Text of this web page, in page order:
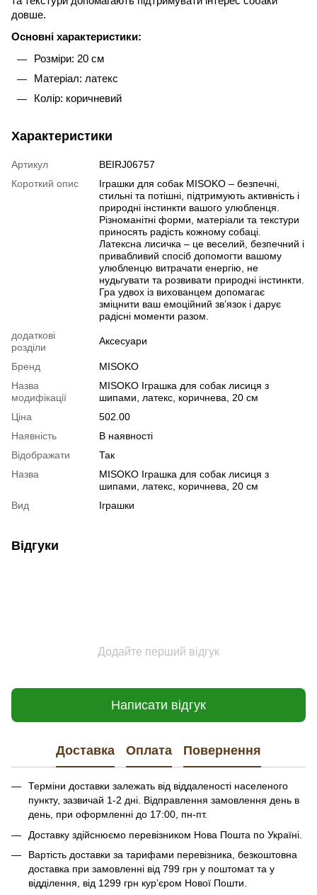
довше.
Основні характеристики:
Розміри: 20 см
Матеріал: латекс
Колір: коричневий
Характеристики
Артикул
BEIRJ06757
Короткий опис
Іграшки для собак MISOKO – безпечні,
стильні та потішні, підтримують активність і
природні інстинкти вашого улюбленця.
Різноманітні форми, матеріали та текстури
приносять радість кожному собаці.
Латексна лисичка – це веселий, безпечний і
привабливий спосіб допомогти вашому
улюбленцю витрачати енергію, не
нудьгувати та розвивати природні інстинкти.
Гра удвох із вихованцем допомагає
зміцнити ваш емоційний зв’язок і дарує
радісні моменти разом.
додаткові
розділи
Аксесуари
Бренд
MISOKO
Назва
модифікації
MISOKO Іграшка для собак лисиця з
шипами, латекс, коричнева, 20 см
Ціна
502.00
Наявність
В наявності
Відображати
Так
Назва
MISOKO Іграшка для собак лисиця з
шипами, латекс, коричнева, 20 см
Вид
Іграшки
Відгуки
Додайте перший відгук
Написати відгук
Доставка Оплата Повернення
Терміни доставки залежать від віддаленості населеного
пункту, зазвичай 1-2 дні. Відправлення замовлення день в
день, при оформленні до 17:00, пн-пт.
Доставку здійснюємо перевізником Нова Пошта по Україні.
Вартість доставки за тарифами перевізника, безкоштовна
доставка при замовленні від 799 грн у поштомат та у
відділення, від 1299 грн кур’єром Нової Пошти.